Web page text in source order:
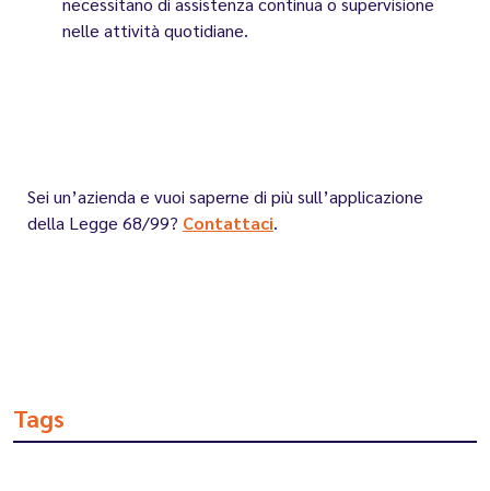
nelle attività quotidiane.
Sei un’azienda e vuoi saperne di più sull’applicazione
della Legge 68/99? Contattaci.
Tags